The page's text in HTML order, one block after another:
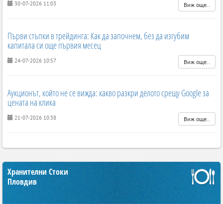
30-07-2026 11:03 Виж още..
Първи стъпки в трейдинга: Как да започнем, без да изгубим
капитала си още първия месец
24-07-2026 10:57 Виж още..
Аукционът, който не се вижда: какво разкри делото срещу Google за
цената на клика
21-07-2026 10:38 Виж още..
Хранителни Стоки
Пловдив